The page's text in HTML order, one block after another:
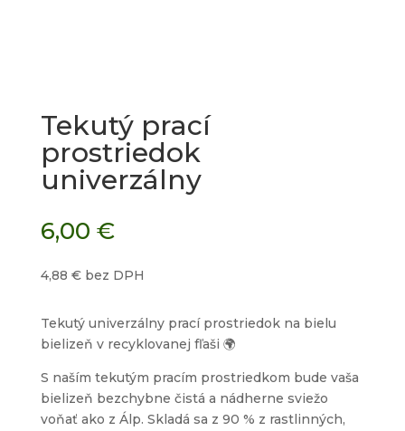
Tekutý prací
prostriedok
univerzálny
6,00 €
4,88 €bez DPH
Tekutý univerzálny prací prostriedok na bielu
bielizeň v recyklovanej fľaši 🌍
S naším tekutým pracím prostriedkom bude vaša
bielizeň bezchybne čistá a nádherne sviežo
voňať ako z Álp. Skladá sa z 90 % z rastlinných,